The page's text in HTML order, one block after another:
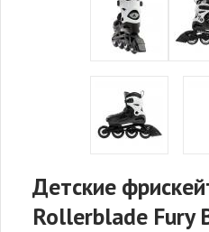
Детские
Rollerblade Fury